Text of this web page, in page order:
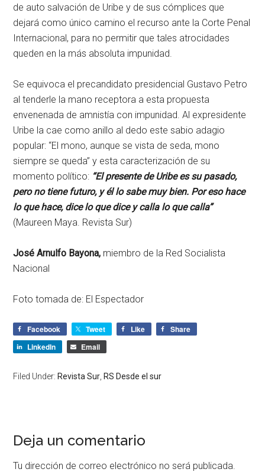
de auto salvación de Uribe y de sus cómplices que
dejará como único camino el recurso ante la Corte Penal
Internacional, para no permitir que tales atrocidades
queden en la más absoluta impunidad.
Se equivoca el precandidato presidencial Gustavo Petro
al tenderle la mano receptora a esta propuesta
envenenada de amnistía con impunidad. Al expresidente
Uribe la cae como anillo al dedo este sabio adagio
popular: “El mono, aunque se vista de seda, mono
siempre se queda” y esta caracterización de su
momento político: “El presente de Uribe es su pasado,
pero no tiene futuro, y él lo sabe muy bien. Por eso hace
lo que hace, dice lo que dice y calla lo que calla”
(Maureen Maya. Revista Sur)
José Arnulfo Bayona, miembro de la Red Socialista
Nacional
Foto tomada de: El Espectador
Facebook Tweet Like
Share
LinkedIn
Email
Filed Under: Revista Sur RS Desde el sur
Deja un comentario
Tu dirección de correo electrónico no será publicada.